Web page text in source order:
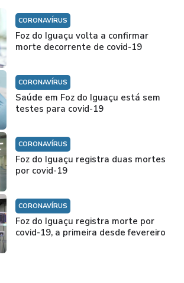
CORONAVÍRUS
Foz do Iguaçu volta a confirmar
morte decorrente de covid-19
CORONAVÍRUS
Saúde em Foz do Iguaçu está sem
testes para covid-19
CORONAVÍRUS
Foz do Iguaçu registra duas mortes
por covid-19
CORONAVÍRUS
Foz do Iguaçu registra morte por
covid-19, a primeira desde fevereiro